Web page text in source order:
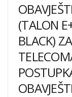
(TALON
BLACK)